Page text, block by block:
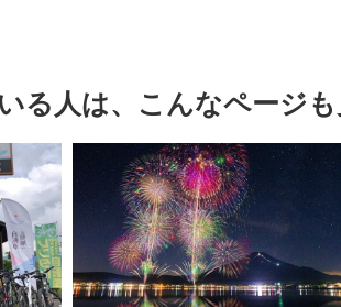
る人は、こんなページ